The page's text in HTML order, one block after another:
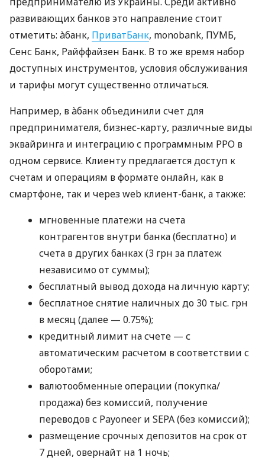
развивающих банков это направление стоит
отметить: àбанк, ПриватБанк, monobank, ПУМБ,
Сенс Банк, Райффайзен Банк. В то же время набор
доступных инструментов, условия обслуживания
и тарифы могут существенно отличаться.
Например, в àбанк объединили счет для
предпринимателя, бизнес-карту, различные виды
эквайринга и интеграцию с программным РРО в
одном сервисе. Клиенту предлагается доступ к
счетам и операциям в формате онлайн, как в
смартфоне, так и через web клиент-банк, а также:
мгновенные платежи на счета
контрагентов внутри банка (бесплатно) и
счета в других банках (3 грн за платеж
независимо от суммы);
бесплатный вывод дохода на личную карту;
бесплатное снятие наличных до 30 тыс. грн
в месяц (далее — 0.75%);
кредитный лимит на счете — с
автоматическим расчетом в соответствии с
оборотами;
валютообменные операции (покупка/
продажа) без комиссий, получение
переводов с Payoneer и SEPA (без комиссий);
размещение срочных депозитов на срок от
7 дней, овернайт на 1 ночь;